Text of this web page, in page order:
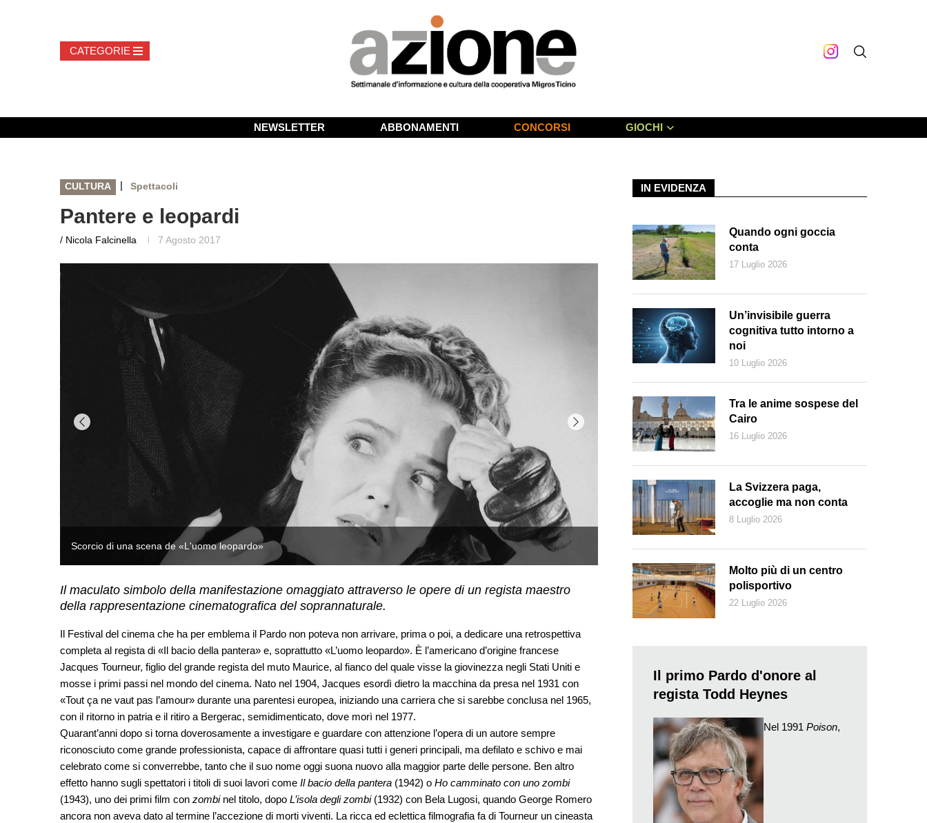
NEWSLETTER ABBONAMENTI CONCORSI GIOCHI
CULTURA | Spettacoli
Pantere e leopardi
/ Nicola Falcinella 7 Agosto 2017
Il maculato simbolo della manifestazione omaggiato attraverso le opere di un regista maestro
della rappresentazione cinematografica del soprannaturale.
Il Festival del cinema che ha per emblema il Pardo non poteva non arrivare, prima o poi, a dedicare una retrospettiva
completa al regista di «Il bacio della pantera» e, soprattutto «L’uomo leopardo». È l’americano d’origine francese
Jacques Tourneur, figlio del grande regista del muto Maurice, al fianco del quale visse la giovinezza negli Stati Uniti e
mosse i primi passi nel mondo del cinema. Nato nel 1904, Jacques esordì dietro la macchina da presa nel 1931 con
«Tout ça ne vaut pas l’amour» durante una parentesi europea, iniziando una carriera che si sarebbe conclusa nel 1965,
con il ritorno in patria e il ritiro a Bergerac, semidimenticato, dove morì nel 1977.
Quarant’anni dopo si torna doverosamente a investigare e guardare con attenzione l’opera di un autore sempre
riconosciuto come grande professionista, capace di affrontare quasi tutti i generi principali, ma defilato e schivo e mai
celebrato come si converrebbe, tanto che il suo nome oggi suona nuovo alla maggior parte delle persone. Ben altro
effetto hanno sugli spettatori i titoli di suoi lavori come Il bacio della pantera (1942) o Ho camminato con uno zombi
(1943), uno dei primi film con zombinel titolo, dopo L’isola degli zombi(1932) con Bela Lugosi, quando George Romero
ancora non aveva dato al termine l’accezione di morti viventi. La ricca ed eclettica filmografia fa di Tourneur un cineasta
IN EVIDENZA
Quando ogni goccia
conta
17 Luglio 2026
Un’invisibile guerra
cognitiva tutto intorno a
noi
10 Luglio 2026
Tra le anime sospese del
Cairo
16 Luglio 2026
La Svizzera paga,
accoglie ma non conta
8 Luglio 2026
Molto più di un centro
polisportivo
22 Luglio 2026
Il primo Pardo d'onore al
regista Todd Heynes
Nel 1991 Poison,